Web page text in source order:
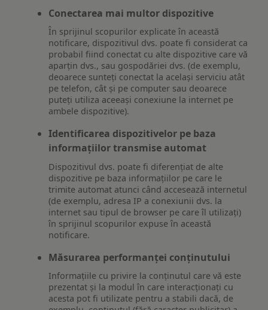
Conectarea mai multor dispozitive
În sprijinul scopurilor explicate în această
notificare, dispozitivul dvs. poate fi considerat ca
probabil fiind conectat cu alte dispozitive care vă
aparțin dvs., sau gospodăriei dvs. (de exemplu,
deoarece sunteți conectat la același serviciu atât
pe telefon, cât și pe computer sau deoarece
puteți utiliza aceeași conexiune la internet pe
ambele dispozitive).
Identificarea dispozitivelor pe baza
informațiilor transmise automat
Dispozitivul dvs. poate fi diferențiat de alte
dispozitive pe baza informațiilor pe care le
trimite automat atunci când accesează internetul
(de exemplu, adresa IP a conexiunii dvs. la
internet sau tipul de browser pe care îl utilizați)
în sprijinul scopurilor expuse în această
notificare.
Măsurarea performanței conținutului
Informațiile cu privire la conținutul care vă este
prezentat și la modul în care interacționați cu
acesta pot fi utilizate pentru a stabili dacă, de